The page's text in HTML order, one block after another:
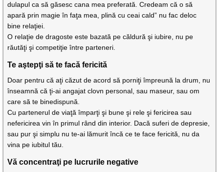
dulapul ca să găsesc cana mea preferată. Credeam că o să
apară prin magie în faţa mea, plină cu ceai cald” nu fac deloc
bine relaţiei.
O relaţie de dragoste este bazată pe căldură şi iubire, nu pe
răutăţi şi competiţie între parteneri.
Te aştepţi să te facă fericită
Doar pentru că aţi căzut de acord să porniţi împreună la drum, nu
înseamnă că ţi-ai angajat clovn personal, sau maseur, sau om
care să te binedispună.
Cu partenerul de viaţă împarţi şi bune şi rele şi fericirea sau
nefericirea vin în primul rând din interior. Dacă suferi de depresie,
sau pur şi simplu nu te-ai lămurit încă ce te face fericită, nu da
vina pe iubitul tău.
Vă concentraţi pe lucrurile negative